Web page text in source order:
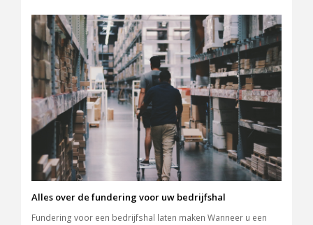
Alles over de fundering voor uw bedrijfshal
Fundering voor een bedrijfshal laten maken Wanneer u een